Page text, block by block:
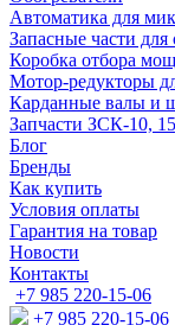
Автоматика для
Запасные части для
Коробка отбора
Мотор-редукторы
Карданные валы и
Запчасти ЗСК-10,
Блог
Бренды
Как купить
Условия оплаты
Гарантия на товар
Новости
Контакты
+7 985 220-15-06
+7 985 220-15-06